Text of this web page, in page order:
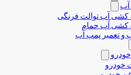
آب
کشی آب توالت فرنگی
کشی آب حمام
و تعمیر پمپ آب
خودرو